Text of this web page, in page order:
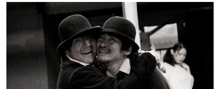
in
at
Shimokitazawa’s
International
Theater
Festival